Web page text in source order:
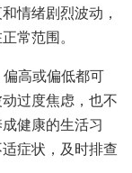
情绪剧烈波动，
常范围。
偏高或偏低都可
过度焦虑，也不
健康的生活习
症状，及时排查